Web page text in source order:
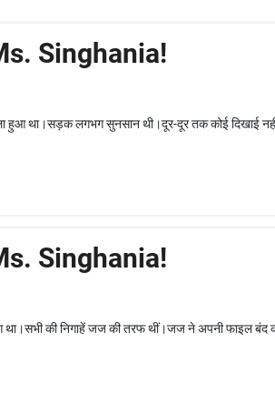
Singhania!
हुआ था।सड़क लगभग सुनसान थी।दूर-दूर तक कोई दिखाई
Singhania!
था।सभी की निगाहें जज की तरफ थीं।जज ने अपनी फाइल बंद